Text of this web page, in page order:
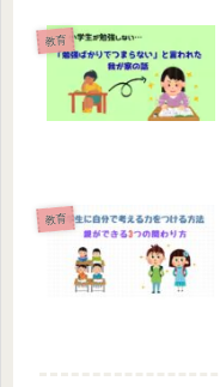
教育
教育